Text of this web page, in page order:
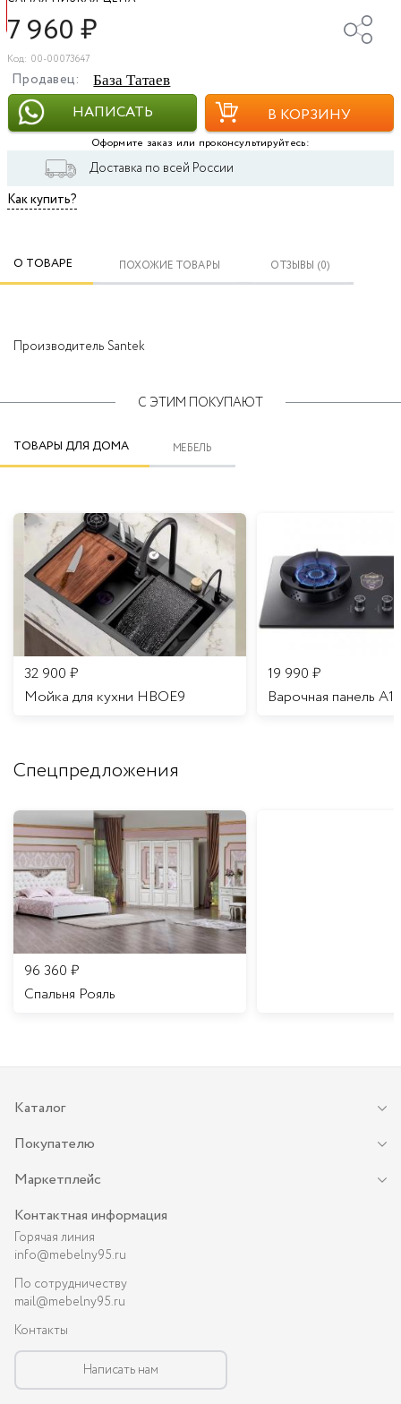
7 960₽
Код: 00-00073647
Продавец: База Татаев
НАПИСАТЬ В КОРЗИНУ
Оформите заказ или проконсультируйтесь:
Доставка по всей России
Как купить?
О ТОВАРЕ ПОХОЖИЕ ТОВАРЫ ОТЗЫВЫ (0)
Производитель Santek
С ЭТИМ ПОКУПАЮТ
ТОВАРЫ ДЛЯ ДОМА МЕБЕЛЬ
32 900 ₽
Мойка для кухни HBOE9
19 990 ₽
Варочная панель A16
Спецпредложения
96 360 ₽
Спальня Рояль
Каталог
Покупателю
Маркетплейс
Контактная информация
Горячая линия
info@mebelny95.ru
По сотрудничеству
mail@mebelny95.ru
Контакты
Написать нам